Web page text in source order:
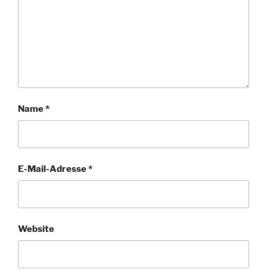
Name*
E-Mail-Adresse*
Website